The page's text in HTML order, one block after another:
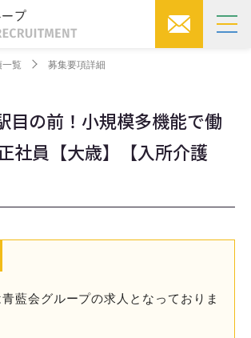
覧 募集要項詳細
目の前！小規模多機能で働
社員【大歳】【入所介護
藍会グループの求人となっておりま